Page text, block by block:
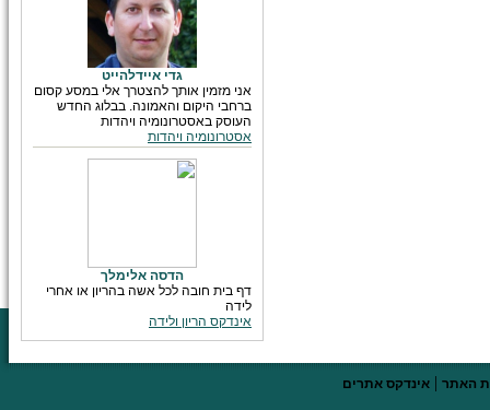
גדי איידלהייט
אני מזמין אותך להצטרך אלי במסע קסום
ברחבי היקום והאמונה. בבלוג החדש
העוסק באסטרונומיה ויהדות
אסטרונומיה ויהדות
הדסה אלימלך
דף בית חובה לכל אשה בהריון או אחרי
לידה
אינדקס הריון ולידה
האתר| אינדקס אתרים